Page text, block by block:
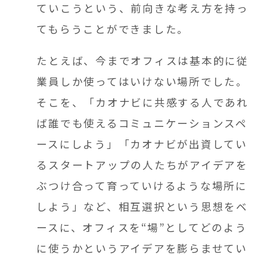
ていこうという、前向きな考え方を持っ
てもらうことができました。
たとえば、今までオフィスは基本的に従
業員しか使ってはいけない場所でした。
そこを、「カオナビに共感する人であれ
ば誰でも使えるコミュニケーションスペ
ースにしよう」「カオナビが出資してい
るスタートアップの人たちがアイデアを
ぶつけ合って育っていけるような場所に
しよう」など、相互選択という思想をベ
ースに、オフィスを“場”としてどのよう
に使うかというアイデアを膨らませてい